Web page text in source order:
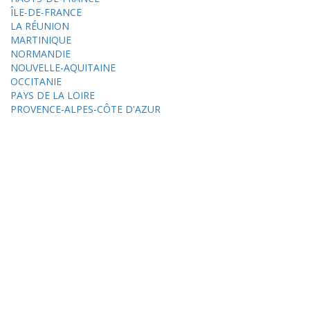
ÎLE-DE-FRANCE
LA RÉUNION
MARTINIQUE
NORMANDIE
NOUVELLE-AQUITAINE
OCCITANIE
PAYS DE LA LOIRE
PROVENCE-ALPES-CÔTE D'AZUR